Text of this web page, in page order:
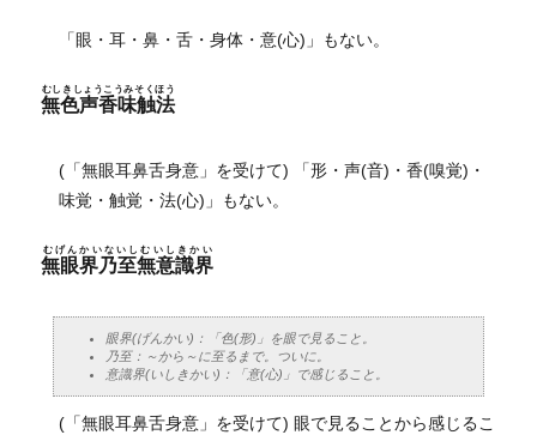
「眼・耳・鼻・舌・身体・意(心)」もない。
無色声香味触法
むしきしょうこうみそくほう
(「無眼耳鼻舌身意」を受けて) 「形・声(音)・香(嗅覚)・
味覚・触覚・法(心)」もない。
無眼界乃至無意識界
むげんかいないしむいしきかい
眼界(げんかい)：「色(形)」を眼で見ること。
乃至：～から～に至るまで。ついに。
意識界(いしきかい)：「意(心)」で感じること。
(「無眼耳鼻舌身意」を受けて) 眼で見ることから感じるこ